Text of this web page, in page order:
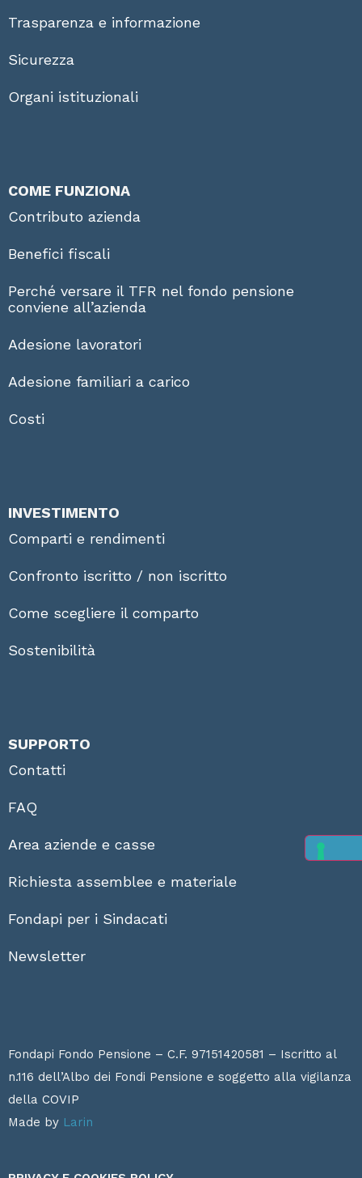
Trasparenza e informazione
Sicurezza
Organi istituzionali
COME FUNZIONA
Contributo azienda
Benefici fiscali
Perché versare il TFR nel fondo pensione
conviene all’azienda
Adesione lavoratori
Adesione familiari a carico
Costi
INVESTIMENTO
Comparti e rendimenti
Confronto iscritto / non iscritto
Come scegliere il comparto
Sostenibilità
SUPPORTO
Contatti
FAQ
Area aziende e casse
Richiesta assemblee e materiale
Fondapi per i Sindacati
Newsletter
Fondapi Fondo Pensione – C.F. 97151420581 – Iscritto al
n.116 dell’Albo dei Fondi Pensione e soggetto alla vigilanza
della COVIP
Made by Larin